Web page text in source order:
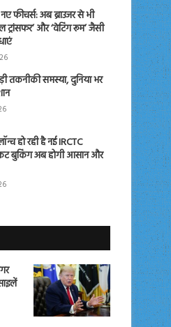
फीचर्स: अब ब्राउजर से भी
ट्रांसफर’ और ‘वेटिंग रूम’ जैसी
तकनीकी समस्या, दुनिया भर
हो रही है नई IRCTC
बुकिंग अब होगी आसान और